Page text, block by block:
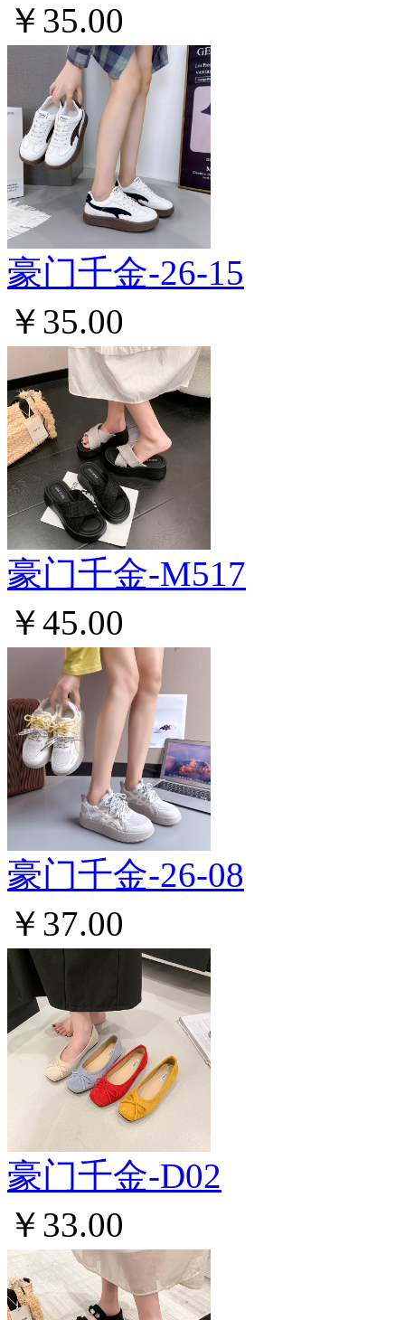
￥35.00
豪门千金-26-15
￥35.00
豪门千金-M517
￥45.00
豪门千金-26-08
￥37.00
豪门千金-D02
￥33.00